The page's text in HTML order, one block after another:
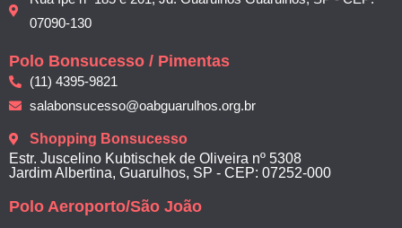
07090-130
Polo Bonsucesso / Pimentas
(11) 4395-9821
salabonsucesso@oabguarulhos.org.br
Shopping Bonsucesso
Estr. Juscelino Kubtischek de Oliveira nº 5308
Jardim Albertina, Guarulhos, SP - CEP: 07252-000
Polo Aeroporto/São João